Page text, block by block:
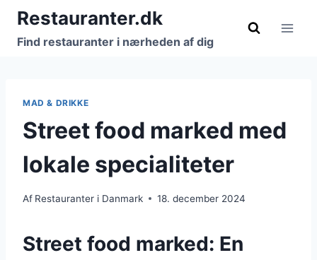
Fortsæt
indhold
Restauranter.dk
Find restauranter i nærheden af dig
MAD & DRIKKE
Street food marked med
lokale specialiteter
Af Restauranter i Danmark 18. december 2024
Street food marked: En